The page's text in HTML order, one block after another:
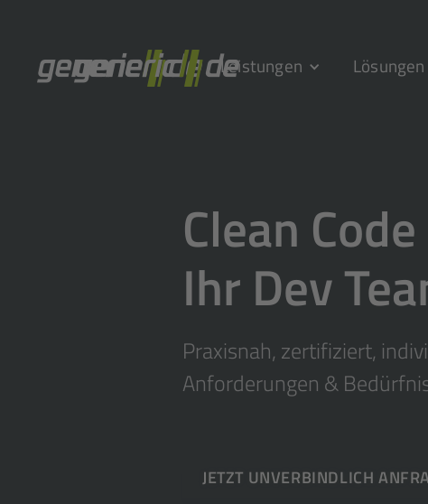
Leistungen Lösungen
Clean
Ihr Dev
Praxisnah, zertifiziert,
Anforderungen &
JETZT UNVERBINDLICH